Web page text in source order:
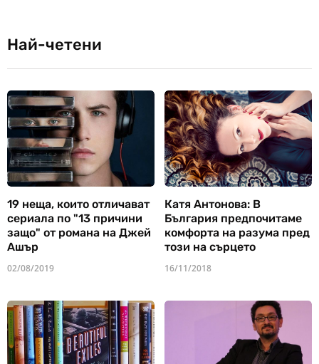
Най-четени
19 неща, които отличават
сериала по "13 причини
защо" от романа на Джей
Ашър
02/08/2019
Катя Антонова: В
България предпочитаме
комфорта на разума пред
този на сърцето
16/11/2018